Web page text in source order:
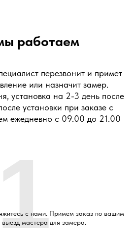
работаем
перезвонит и примет
или назначит замер.
установка на 2-3 день после
установки при заказе с
ежедневно с 09.00 до 21.00
с нами. Примем заказ по вашим
мастера для замера.